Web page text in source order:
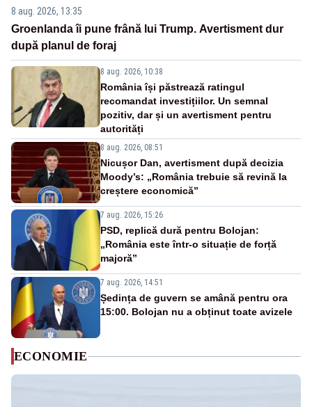
8 aug. 2026, 13:35
Groenlanda îi pune frână lui Trump. Avertisment dur
după planul de foraj
8 aug. 2026, 10:38
România își păstrează ratingul
recomandat investițiilor. Un semnal
pozitiv, dar și un avertisment pentru
autorități
8 aug. 2026, 08:51
Nicușor Dan, avertisment după decizia
Moody’s: „România trebuie să revină la
creștere economică”
7 aug. 2026, 15:26
PSD, replică dură pentru Bolojan:
„România este într-o situație de forță
majoră”
7 aug. 2026, 14:51
Ședința de guvern se amână pentru ora
15:00. Bolojan nu a obținut toate avizele
ECONOMIE